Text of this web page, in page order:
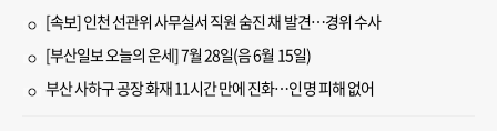
[속보] 인천 선관위 사무실서 직원 숨진 채 발견…경위 수사
[부산일보 오늘의 운세] 7월 28일(음 6월 15일)
부산 사하구 공장 화재 11시간 만에 진화…인명 피해 없어